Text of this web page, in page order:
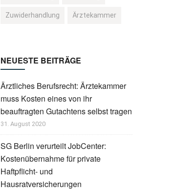
Zuwiderhandlung Ärztekammer
NEUESTE BEITRÄGE
Ärztliches Berufsrecht: Ärztekammer
muss Kosten eines von ihr
beauftragten Gutachtens selbst tragen
31. August 2020
SG Berlin verurteilt JobCenter:
Kostenübernahme für private
Haftpflicht- und
Hausratversicherungen